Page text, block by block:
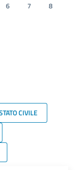
6 7
8
CIVILE